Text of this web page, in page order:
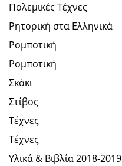
Πολεμικές Τέχνες
Ρητορική στα Ελληνικά
Ρομποτική
Ρομποτική
Σκάκι
Στίβος
Τέχνες
Τέχνες
Υλικά & Βιβλία 2018-2019